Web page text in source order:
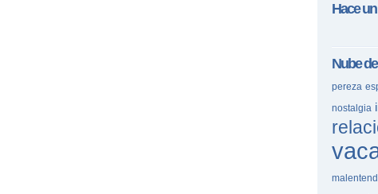
Hace
Nube
pereza
nostalgia